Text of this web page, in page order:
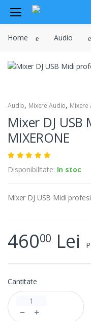
Audio
Sisteme de securitate si
Instrumente muzicale
Televiziune , CATV ,
GSM
Retelistica , periferice PC
Cabluri
Sisteme fotovoltaice
Home Audio
Audio, Mixere Audio, Mixere
Mixer DJ
MIXERONE
Disponibilitate: In stoc
Mixer DJ USB Midi
46000 Lei
Cantitate